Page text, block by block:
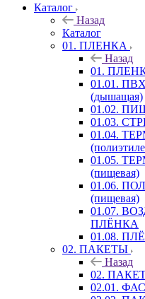
Каталог
Назад
Каталог
01. ПЛЕНКА
Назад
01.
01.01.
(дышащая)
01.02.
01.03.
01.04.
01.05.
(пищевая)
01.06.
(пищевая)
01.07.
ПЛЁНКА
01.08.
02. ПАКЕТЫ
Назад
02.
02.01.